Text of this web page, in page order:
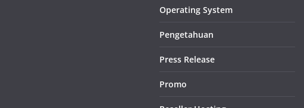
Operating System
Pengetahuan
Press Release
Promo